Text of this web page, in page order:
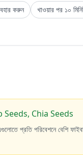
করুন খাওয়ার পর ১০
Chia Seeds
প্রতি পরিবেশনে বেশি